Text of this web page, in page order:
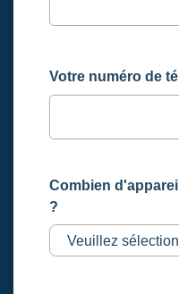
Votre numéro de
Combien
?